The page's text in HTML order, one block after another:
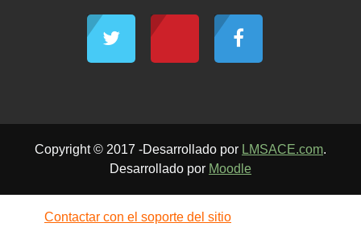
Copyright © 2017 -Desarrollado por LMSACE.com.
Desarrollado por Moodle
Contactar con el soporte del sitio